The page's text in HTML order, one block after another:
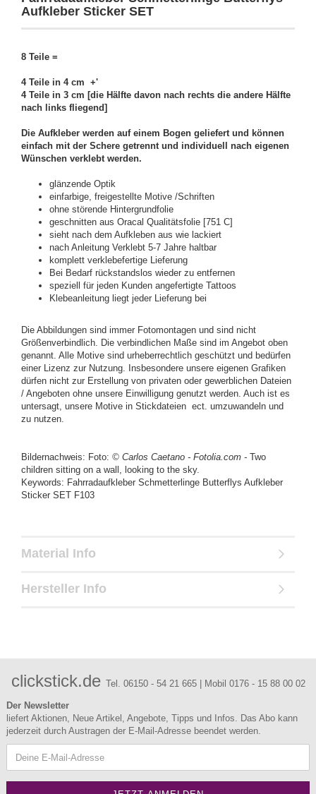
Aufkleber Sticker SET
8 Teile =
4 Teile in 4 cm +'
4 Teile in 3 cm [die Hälfte davon nach rechts die andere Hälfte
nach links fliegend]
Die Aufkleber werden auf einem Bogen geliefert und können
einfach mit der Schere getrennt und individuell nach eigenen
Wünschen verklebt werden.
glänzende Optik
einfarbige, freigestellte Motive /Schriften
ohne störende Hintergrundfolie
geschnitten aus Oracal Qualitätsfolie [751 C]
sieht nach dem Aufkleben aus wie lackiert
nach Anleitung Verklebt 5-7 Jahre haltbar
komplett verklebefertige Lieferung
Bei Bedarf rückstandslos wieder zu entfernen
speziell für jeden Kunden angefertigte Tattoos
Klebeanleitung liegt jeder Lieferung bei
Die Abbildungen sind immer Fotomontagen und sind nicht
Größenverbindlich. Die verbindlichen Maße sind im Angebot oben
genannt. Alle Motive sind urheberrechtlich geschützt und bedürfen
einer Lizenz zur Nutzung. Insbesondere unsere eigenen Grafiken
dürfen nicht zur Erstellung von privaten oder gewerblichen Dateien
/ Angeboten ohne unsere Einwilligung genutzt werden. Auch ist es
untersagt, unsere Motive in Stickdateien ect. umzuwandeln und
zu nutzen.
Bildernachweis: Foto: © Carlos Caetano - Fotolia.com - Two
children sitting on a wall, looking to the sky.
Keywords: Fahrradaufkleber Schmetterlinge Butterflys Aufkleber
Sticker SET F103
Material Info
Hersteller Info
clickstick.de Tel. 06150 - 54 21 665 | Mobil 0176 - 15 88 00 02
Der Newsletter
liefert Aktionen, Neue Artikel, Angebote, Tipps und Infos. Das Abo kann
jederzeit durch Austragen der E-Mail-Adresse beendet werden.